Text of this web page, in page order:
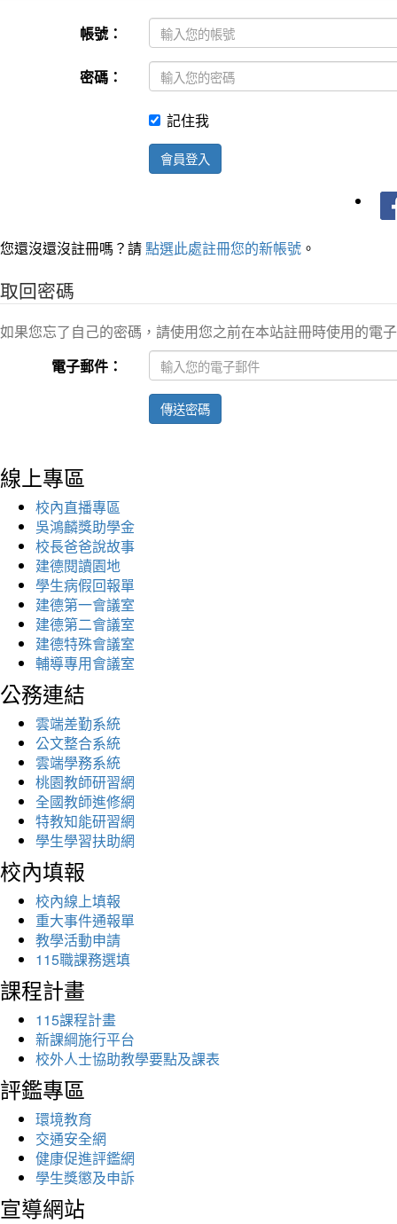
帳號：
密碼：
記住我
會員登入
您還沒還沒註冊嗎？請點選此處註冊您的新帳號 。
取回密碼
如果您忘了自己的密碼，請使用您之前在本站註冊時使用的電
電子郵件：
傳送密碼
線上專區
校內直播專區
吳鴻麟獎助學金
校長爸爸說故事
建德閱讀園地
學生病假回報單
建德第一會議室
建德第二會議室
建德特殊會議室
輔導專用會議室
公務連結
雲端差勤系統
公文整合系統
雲端學務系統
桃園教師研習網
全國教師進修網
特教知能研習網
學生學習扶助網
校內填報
校內線上填報
重大事件通報單
教學活動申請
115職課務選填
課程計畫
115課程計畫
新課綱施行平台
校外人士協助教學要點及課表
評鑑專區
環境教育
交通安全網
健康促進評鑑網
學生獎懲及申訴
宣導網站